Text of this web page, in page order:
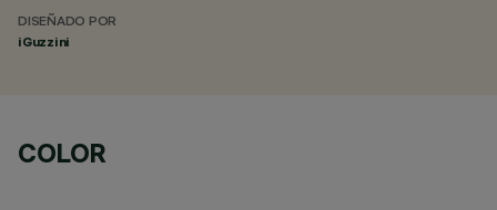
DISEÑADO POR
iGuzzini
COLOR